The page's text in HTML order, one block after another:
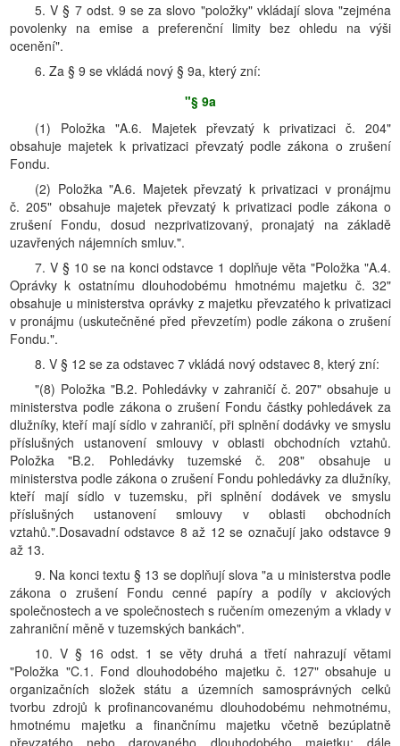
5. V § 7 odst. 9 se za slovo "položky" vkládají slova "zejména
povolenky na emise a preferenční limity bez ohledu na výši
ocenění".
6. Za § 9 se vkládá nový § 9a, který zní:
"§ 9a
(1) Položka "A.6. Majetek převzatý k privatizaci č. 204"
obsahuje majetek k privatizaci převzatý podle zákona o zrušení
Fondu.
(2) Položka "A.6. Majetek převzatý k privatizaci v pronájmu
č. 205" obsahuje majetek převzatý k privatizaci podle zákona o
zrušení Fondu, dosud nezprivatizovaný, pronajatý na základě
uzavřených nájemních smluv.".
7. V § 10 se na konci odstavce 1 doplňuje věta "Položka "A.4.
Oprávky k ostatnímu dlouhodobému hmotnému majetku č. 32"
obsahuje u ministerstva oprávky z majetku převzatého k privatizaci
v pronájmu (uskutečněné před převzetím) podle zákona o zrušení
Fondu.".
8. V § 12 se za odstavec 7 vkládá nový odstavec 8, který zní:
"(8) Položka "B.2. Pohledávky v zahraničí č. 207" obsahuje u
ministerstva podle zákona o zrušení Fondu částky pohledávek za
dlužníky, kteří mají sídlo v zahraničí, při splnění dodávky ve smyslu
příslušných ustanovení smlouvy v oblasti obchodních vztahů.
Položka "B.2. Pohledávky tuzemské č. 208" obsahuje u
ministerstva podle zákona o zrušení Fondu pohledávky za dlužníky,
kteří mají sídlo v tuzemsku, při splnění dodávek ve smyslu
příslušných ustanovení smlouvy v oblasti obchodních
vztahů.".Dosavadní odstavce 8 až 12 se označují jako odstavce 9
až 13.
9. Na konci textu § 13 se doplňují slova "a u ministerstva podle
zákona o zrušení Fondu cenné papíry a podíly v akciových
společnostech a ve společnostech s ručením omezeným a vklady v
zahraniční měně v tuzemských bankách".
10. V § 16 odst. 1 se věty druhá a třetí nahrazují větami
"Položka "C.1. Fond dlouhodobého majetku č. 127" obsahuje u
organizačních složek státu a územních samosprávných celků
tvorbu zdrojů k profinancovanému dlouhodobému nehmotnému,
hmotnému majetku a finančnímu majetku včetně bezúplatně
převzatého nebo darovaného dlouhodobého majetku; dále